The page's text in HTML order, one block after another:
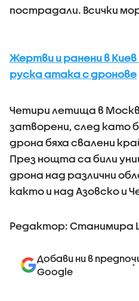
пострадали. Всички
Жертви и ранени в
руска атака с дронове
Четири летища в
затворени, след като
дрона бяха свалени
През нощта са били
дрона над различни
както и над Азовско и
Редактор: Станимира
Добави ни в
Google